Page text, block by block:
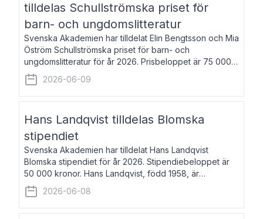
tilldelas Schullströmska priset för
barn- och ungdomslitteratur
Svenska Akademien har tilldelat Elin Bengtsson och Mia
Öström Schullströmska priset för barn- och
ungdomslitteratur för år 2026. Prisbeloppet är 75 000
kronor vardera. Elin Bengtsson, född 1987, är författare
och forskare i genusvetenskap.
2026-06-09
Hans Landqvist tilldelas Blomska
stipendiet
Svenska Akademien har tilldelat Hans Landqvist
Blomska stipendiet för år 2026. Stipendiebeloppet är
50 000 kronor. Hans Landqvist, född 1958, är
professor i svenska vid Göteborgs universitet. Han
disputerade år 2000 på avhandlingen Författn
2026-06-08